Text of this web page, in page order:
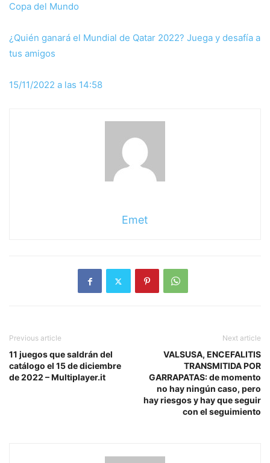
Copa del Mundo
¿Quién ganará el Mundial de Qatar 2022? Juega y desafía a
tus amigos
15/11/2022 a las 14:58
Emet
Previous article
11 juegos que saldrán del
catálogo el 15 de diciembre
de 2022 – Multiplayer.it
Next article
VALSUSA, ENCEFALITIS
TRANSMITIDA POR
GARRAPATAS: de momento
no hay ningún caso, pero
hay riesgos y hay que seguir
con el seguimiento